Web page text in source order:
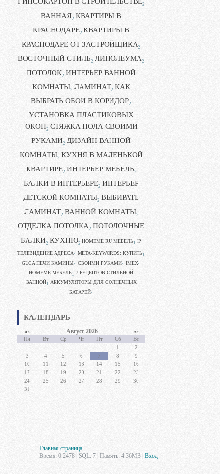
2
ВАННАЯ2 КВАРТИРЫ В
КРАСНОДАРЕ2 КВАРТИРЫ В
КРАСНОДАРЕ ОТ ЗАСТРОЙЩИКА2
ВОСТОЧНЫЙ СТИЛЬ2 ЛИНОЛЕУМА2
ПОТОЛОК2 ИНТЕРЬЕР ВАННОЙ
КОМНАТЫ2 ЛАМИНАТ2 КАК
ВЫБРАТЬ ОБОИ В КОРИДОР2
УСТАНОВКА ПЛАСТИКОВЫХ
ОКОН2 СТЯЖКА ПОЛА СВОИМИ
РУКАМИ2 ДИЗАЙН ВАННОЙ
КОМНАТЫ2 КУХНЯ В МАЛЕНЬКОЙ
КВАРТИРЕ2 ИНТЕРЬЕР МЕБЕЛЬ2
БАЛКИ В ИНТЕРЬЕРЕ2 ИНТЕРЬЕР
ДЕТСКОЙ КОМНАТЫ2 ВЫБИРАТЬ
ЛАМИНАТ2 ВАННОЙ КОМНАТЫ2
ОТДЕЛКА ПОТОЛКА2 ПОТОЛОЧНЫЕ
БАЛКИ2 КУХНЮ2 HOMEME RU МЕБЕЛЬ1 IP
ТЕЛЕВИДЕНИЕ АДРЕСА 1 META-KEYWORDS: КУПИТЬ1
GUCA ПЕЧИ КАМИНЫ1 CВОИМИ РУКАМИ1 IMEX1
HOMEME МЕБЕЛЬ1 7 РЕЦЕПТОВ СТИЛЬНОЙ
ВАННОЙ1 АККУМУЛЯТОРЫ ДЛЯ СОЛНЕЧНЫХ
БАТАРЕЙ1
КАЛЕНДАРЬ
«« Август 2026 »»
Пн Вт Ср Чт Пт Сб
Вс
1
2
3
4 5 6 7 8
9
10
11 12 13 14 15
16
17
18 19 20 21 22
23
24
25 26 27 28 29
30
31
Главная страница
Время: 0.2478 | SQL: 7 | Память: 4.36MB Вход